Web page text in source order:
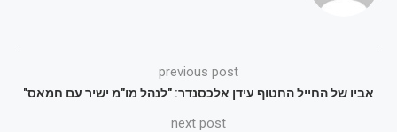
previous post
אביו של החייל החטוף עידן אלכסנדר: "לנהל מו"מ ישיר עם חמאס"
next post